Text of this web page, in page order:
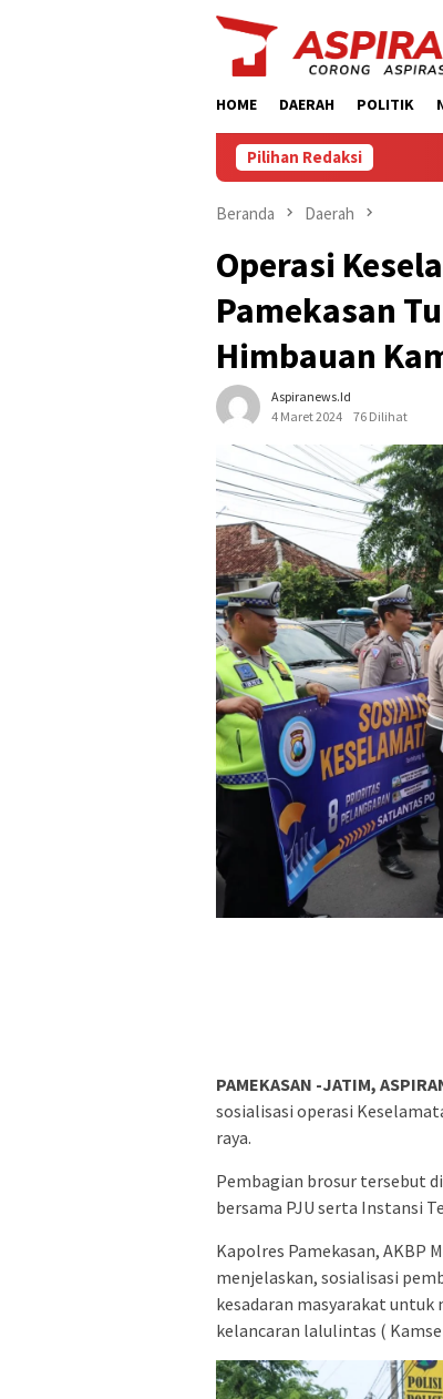
HOME DAERAH POLITIK
Pilihan Redaksi
Beranda Daerah
Operasi
Pamekasan
Himbauan
Aspiranews.id
4 Maret 2024
76 Dilihat
PAMEKASAN -JATIM,
sosialisasi operasi
raya.
Pembagian brosur tersebut
bersama PJU serta Instansi
Kapolres Pamekasan, AKBP
menjelaskan, sosialisasi
kesadaran masyarakat
kelancaran lalulintas (